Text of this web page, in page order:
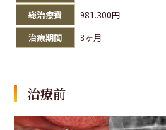
総治療費
981.300円
治療期間
8ヶ月
治療前